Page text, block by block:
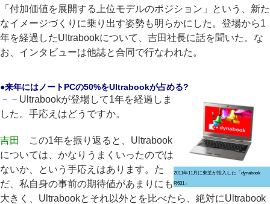
「付加価値を展開する上位モデルのポジション」という、新た
なイメージづくりに乗り出す姿勢も明らかにした。登場から1
年を経過したUltrabookについて、吉田社長に話を聞いた。な
お、インタビューは他誌と合同で行なわれた。
●来年にはノートPCの50%をUltrabookが占める?
2011年11月に東芝が投入した「dynabook
R631」
－－ Ultrabookが登場して1年を経過しま
した。手応えはどうですか。
吉田
この1年を振り返ると、Ultrabook
については、かなりうまくいったのでは
ないか、という手応えはあります。た
だ、私自身の事前の期待値があまりにも
大きく、Ultrabookとそれ以外とを比べたら、絶対にUltrabook